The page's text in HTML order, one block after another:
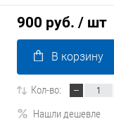
900 руб. / шт
В корзину
Кол-во:
Нашли дешевле